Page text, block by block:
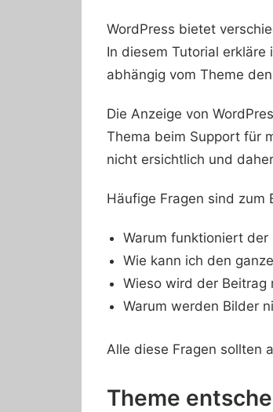
WordPress bietet
In diesem Tutorial
abhängig vom Theme
Die Anzeige von
Thema beim Support für
nicht ersichtlich und
Häufige Fragen sind zum
Warum funktioniert der
Wie kann ich den
Wieso wird der Beitrag
Warum werden Bilder
Alle diese Fragen sollten
Theme